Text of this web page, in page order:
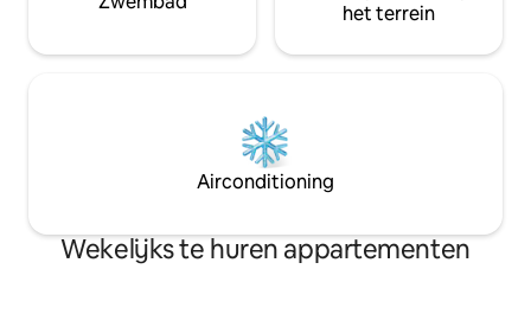
het terrein
Airconditioning
Wekelijks te huren appartementen